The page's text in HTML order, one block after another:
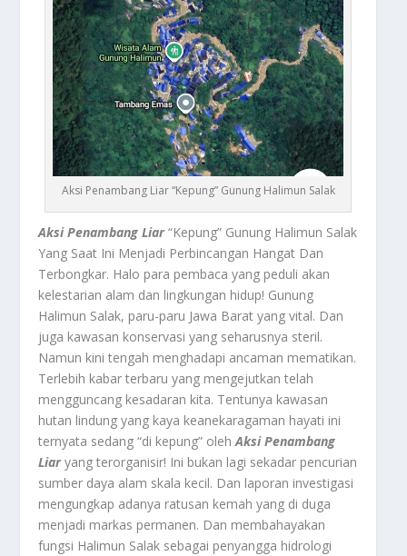
Aksi Penambang Liar “Kepung” Gunung Halimun Salak
Aksi Penambang Liar“Kepung” Gunung Halimun Salak
Yang Saat Ini Menjadi Perbincangan Hangat Dan
Terbongkar. Halo para pembaca yang peduli akan
kelestarian alam dan lingkungan hidup! Gunung
Halimun Salak, paru-paru Jawa Barat yang vital. Dan
juga kawasan konservasi yang seharusnya steril.
Namun kini tengah menghadapi ancaman mematikan.
Terlebih kabar terbaru yang mengejutkan telah
mengguncang kesadaran kita. Tentunya kawasan
hutan lindung yang kaya keanekaragaman hayati ini
ternyata sedang “di kepung” olehAksi Penambang
Liaryang terorganisir! Ini bukan lagi sekadar pencurian
sumber daya alam skala kecil. Dan laporan investigasi
mengungkap adanya ratusan kemah yang di duga
menjadi markas permanen. Dan membahayakan
fungsi Halimun Salak sebagai penyangga hidrologi